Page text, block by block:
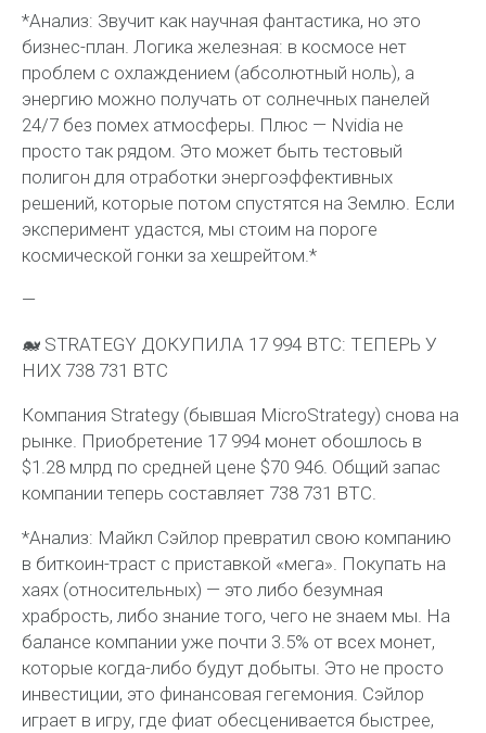
*Анализ: Звучит как научная фантастика, но это
бизнес-план. Логика железная: в космосе нет
проблем с охлаждением (абсолютный ноль), а
энергию можно получать от солнечных панелей
24/7 без помех атмосферы. Плюс — Nvidia не
просто так рядом. Это может быть тестовый
полигон для отработки энергоэффективных
решений, которые потом спустятся на Землю. Если
эксперимент удастся, мы стоим на пороге
космической гонки за хешрейтом.*
—
🐋 STRATEGY ДОКУПИЛА 17 994 BTC: ТЕПЕРЬ У
НИХ 738 731 BTC
Компания Strategy (бывшая MicroStrategy) снова на
рынке. Приобретение 17 994 монет обошлось в
$1.28 млрд по средней цене $70 946. Общий запас
компании теперь составляет 738 731 BTC.
*Анализ: Майкл Сэйлор превратил свою компанию
в биткоин-траст с приставкой «мега». Покупать на
хаях (относительных) — это либо безумная
храбрость, либо знание того, чего не знаем мы. На
балансе компании уже почти 3.5% от всех монет,
которые когда-либо будут добыты. Это не просто
инвестиции, это финансовая гегемония. Сэйлор
играет в игру, где фиат обесценивается быстрее,